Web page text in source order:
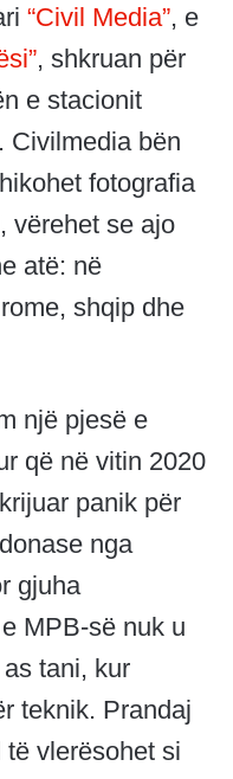
“Civil Media”, e
, shkruan për
e stacionit
Civilmedia bën
fotografia
vërehet se ajo
atë: në
shqip dhe
një pjesë e
që në vitin 2020
panik për
nga
gjuha
MPB-së nuk u
tani, kur
teknik. Prandaj
të vlerësohet si